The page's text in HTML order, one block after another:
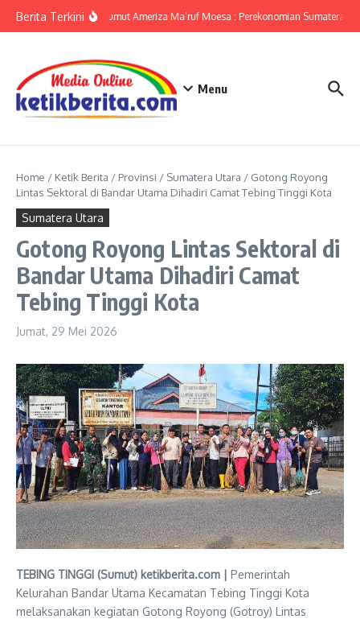
Berita TerkiniKPwBI Sumut Ameriza Ma’ruf Moesa : Perekonomian Sumatera
Menu
Home / Ketik Berita / Provinsi / Sumatera Utara / Gotong Royong
Lintas Sektoral di Bandar Utama Dihadiri Camat Tebing Tinggi Kota
Sumatera Utara
Gotong Royong Lintas Sektoral di
Bandar Utama Dihadiri Camat
Tebing Tinggi Kota
Jumat, 29 Mei 2026
TEBING TINGGI (Sumut) ketikberita.com | Pemerintah
Kelurahan Bandar Utama Kecamatan Tebing Tinggi Kota
melaksanakan kegiatan Gotong Royong (Gotroy) Lintas